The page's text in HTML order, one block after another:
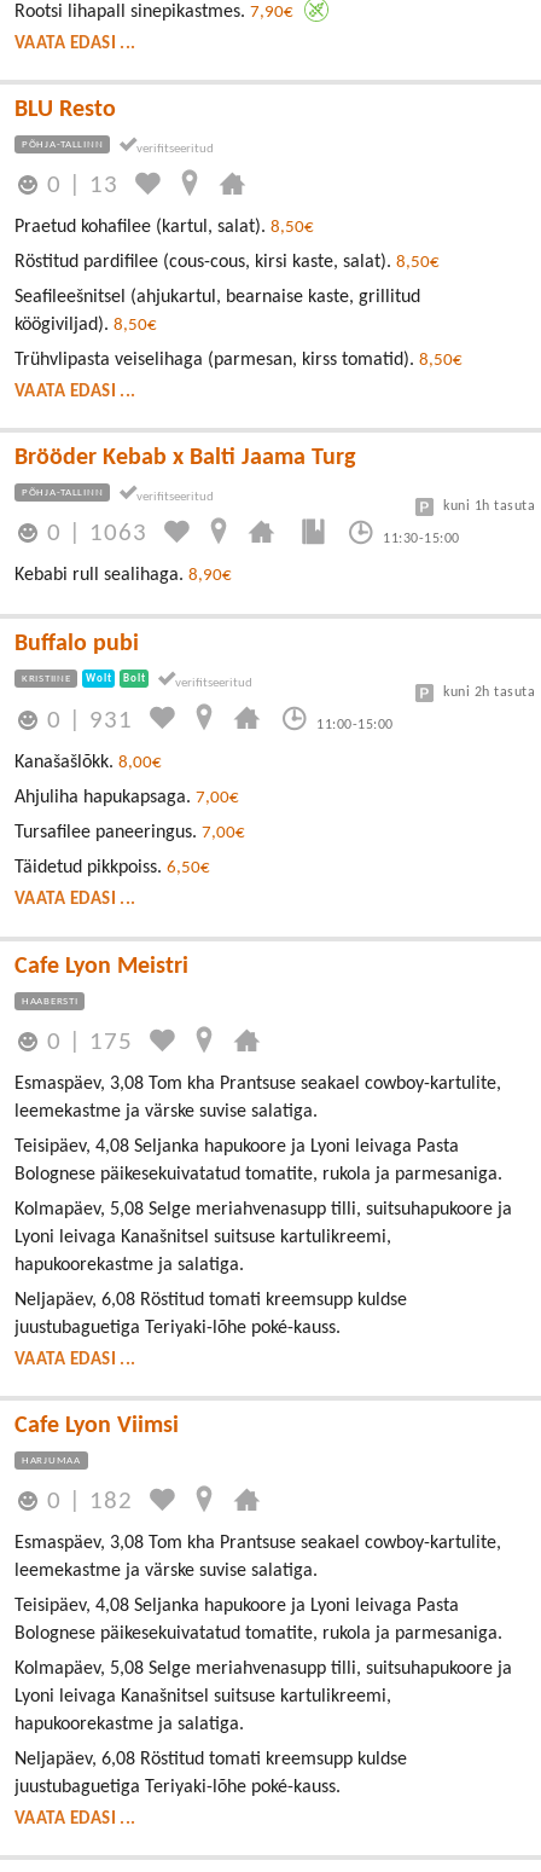
Rootsi lihapall sinepikastmes. 7,90€
VAATA EDASI ...
BLU Resto
PÕHJA-TALLINN
0 13
Praetud kohafilee (kartul, salat). 8,50€
Röstitud pardifilee (cous-cous, kirsi kaste, salat). 8,50€
Seafileešnitsel (ahjukartul, bearnaise kaste, grillitud
köögiviljad). 8,50€
Trühvlipasta veiselihaga (parmesan, kirss tomatid). 8,50€
VAATA EDASI ...
Brööder Kebab x Balti Jaama Turg
PÕHJA-TALLINN
0 1063 11:30-15:00
kuni 1h tasuta
Kebabi rull sealihaga. 8,90€
Buffalo pubi
KRISTIINE Wolt Bolt
0 931 11:00-15:00
kuni 2h tasuta
Kanašašlõkk. 8,00€
Ahjuliha hapukapsaga. 7,00€
Tursafilee paneeringus. 7,00€
Täidetud pikkpoiss. 6,50€
VAATA EDASI ...
Cafe Lyon Meistri
HAABERSTI
0 175
Esmaspäev, 3,08 Tom kha Prantsuse seakael cowboy-kartulite,
leemekastme ja värske suvise salatiga.
Teisipäev, 4,08 Seljanka hapukoore ja Lyoni leivaga Pasta
Bolognese päikesekuivatatud tomatite, rukola ja parmesaniga.
Kolmapäev, 5,08 Selge meriahvenasupp tilli, suitsuhapukoore ja
Lyoni leivaga Kanašnitsel suitsuse kartulikreemi,
hapukoorekastme ja salatiga.
Neljapäev, 6,08 Röstitud tomati kreemsupp kuldse
juustubaguetiga Teriyaki-lõhe poké-kauss.
VAATA EDASI ...
Cafe Lyon Viimsi
HARJUMAA
0 182
Esmaspäev, 3,08 Tom kha Prantsuse seakael cowboy-kartulite,
leemekastme ja värske suvise salatiga.
Teisipäev, 4,08 Seljanka hapukoore ja Lyoni leivaga Pasta
Bolognese päikesekuivatatud tomatite, rukola ja parmesaniga.
Kolmapäev, 5,08 Selge meriahvenasupp tilli, suitsuhapukoore ja
Lyoni leivaga Kanašnitsel suitsuse kartulikreemi,
hapukoorekastme ja salatiga.
Neljapäev, 6,08 Röstitud tomati kreemsupp kuldse
juustubaguetiga Teriyaki-lõhe poké-kauss.
VAATA EDASI ...